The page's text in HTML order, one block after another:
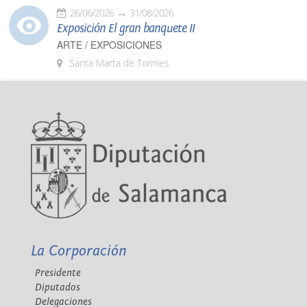
26/06/2026 31/08/2026
Exposición El gran banquete II
ARTE / EXPOSICIONES
Santa Marta de Tormes
La Corporación
Presidente
Diputados
Delegaciones